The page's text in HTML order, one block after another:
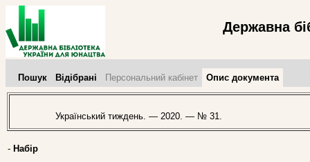
Державна
Пошук Відібрані Персональний кабінет Опис документа
Український тиждень. — 2020. — № 31.
- Набір